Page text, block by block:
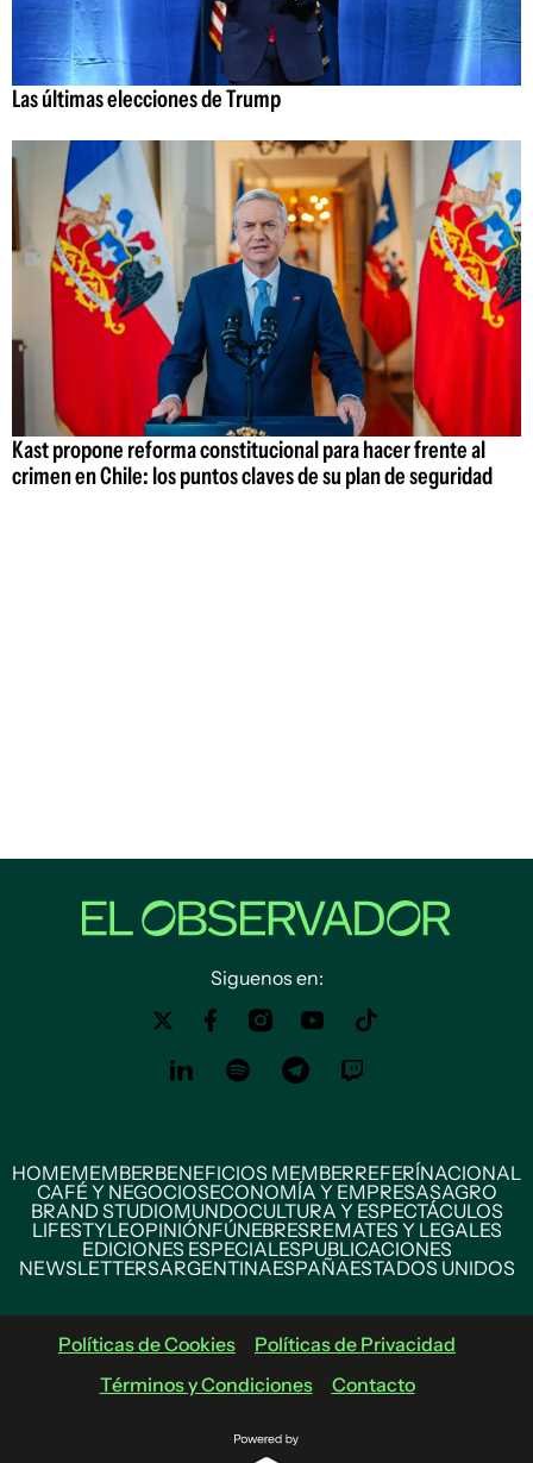
Las últimas elecciones de Trump
Kast propone reforma constitucional para hacer frente al
crimen en Chile: los puntos claves de su plan de seguridad
Siguenos en:
HOMEMEMBERBENEFICIOS MEMBERREFERÍNACIONAL
CAFÉ Y NEGOCIOSECONOMÍA Y EMPRESASAGRO
BRAND STUDIOMUNDOCULTURA Y ESPECTÁCULOS
LIFESTYLEOPINIÓNFÚNEBRESREMATES Y LEGALES
EDICIONES ESPECIALESPUBLICACIONES
NEWSLETTERSARGENTINAESPAÑAESTADOS UNIDOS
Políticas de Cookies
Políticas de Privacidad
Términos y Condiciones
Contacto